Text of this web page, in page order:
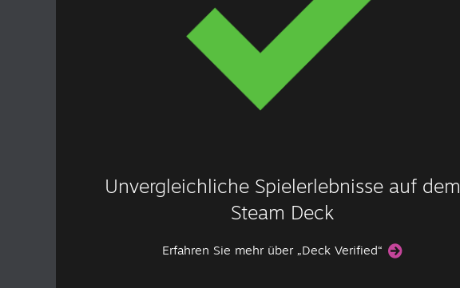
Unvergleichliche Spielerlebnisse auf dem
Steam Deck
Erfahren Sie mehr über „Deck Verified“